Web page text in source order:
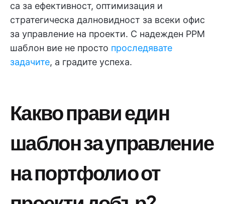
са за ефективност, оптимизация и
стратегическа далновидност за всеки офис
за управление на проекти. С надежден PPM
шаблон вие не просто проследявате
задачите, а градите успеха.
Какво прави един
шаблон за управление
на портфолио от